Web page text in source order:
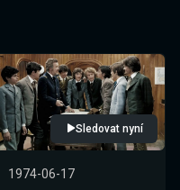
Sledovat nyní
1974-06-17